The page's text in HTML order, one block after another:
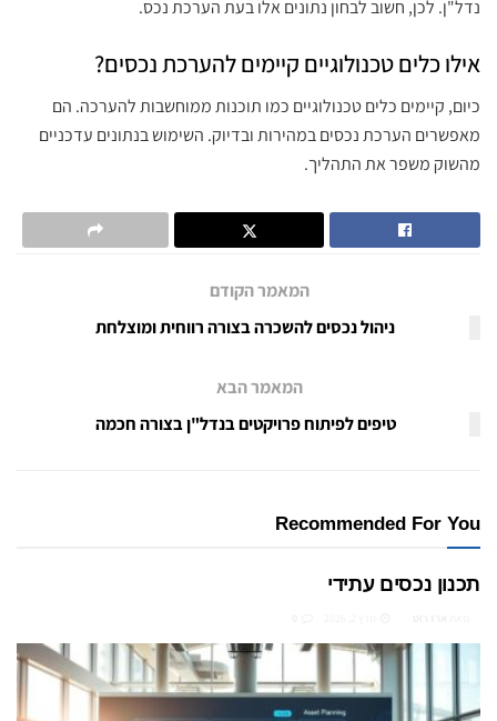
נדל"ן. לכן, חשוב לבחון נתונים אלו בעת הערכת נכס.
אילו כלים טכנולוגיים קיימים להערכת נכסים?
כיום, קיימים כלים טכנולוגיים כמו תוכנות ממוחשבות להערכה. הם
מאפשרים הערכת נכסים במהירות ובדיוק. השימוש בנתונים עדכניים
מהשוק משפר את התהליך.
המאמר הקודם
ניהול נכסים להשכרה בצורה רווחית ומוצלחת
המאמר הבא
טיפים לפיתוח פרויקטים בנדל"ן בצורה חכמה
Recommended For You
תכנון נכסים עתידי